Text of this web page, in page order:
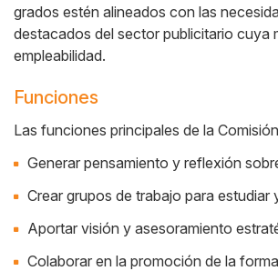
Cuerpo
grados estén alineados con las
destacados del sector publicitario cuya
empleabilidad.
Funciones
Las funciones principales de la
Generar pensamiento y reflexión
Crear grupos de trabajo para
Aportar visión y asesoramiento
Colaborar en la promoción de la